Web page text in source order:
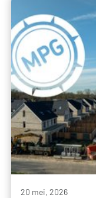
20 mei, 2026